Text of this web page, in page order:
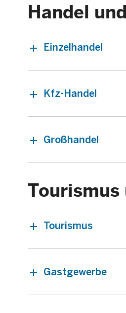
Handel
Einzelhandel
Kfz-Handel
Großhandel
Tourismus
Tourismus
Gastgewerbe